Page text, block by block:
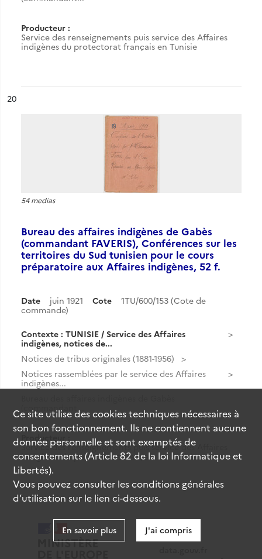
Producteur :
Service des renseignements puis service des Affaires
indigènes du protectorat français en Tunisie
n°
20
54 medias
Bureau des affaires indigènes de Gabès
(commandant FAVERIS), Conférences sur les
territoires du Sud tunisien pour le cours
préparatoire aux Affaires indigènes, 52 f.
Date juin 1921 Cote
1TU/600/153 (Cote de
commande)
Contexte : TUNISIE / Service des Affaires
indigènes, notices de...
Notices de tribus originales (1881-1956)
Notices rassemblées par le service des Affaires
indigènes...
(commandant...
Producteur :
Service des renseignements puis service des Affaires
indigènes du protectorat français en Tunisie
Ce site utilise descookiestechniques nécessaires à
son bon fonctionnement. Ils ne contiennent aucune
donnée personnelle et sont exemptés de
consentements (Article 82 de la loi Informatique et
Libertés).
Vous pouvez consulter les conditions générales
d’utilisation sur le lien ci-dessous.
En savoir plus J'ai compris